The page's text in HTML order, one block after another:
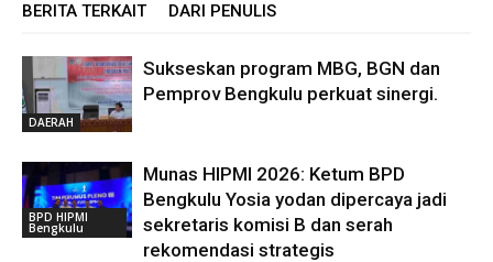
BERITA TERKAIT DARI PENULIS
DAERAH
Sukseskan program MBG, BGN dan
Pemprov Bengkulu perkuat sinergi.
BPD HIPMI
Bengkulu
Munas HIPMI 2026: Ketum BPD
Bengkulu Yosia yodan dipercaya jadi
sekretaris komisi B dan serah
rekomendasi strategis